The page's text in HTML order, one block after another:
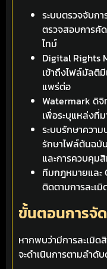
ระบบตรวจจับก
ตรวจสอบการคั
ไทม์
Digital Rights
เข้าถึงไฟล์มัลติ
แพร่ต่อ
Watermark ดิจิ
เพื่อระบุแหล่งที่
ระบบรักษาควา
รักษาไฟล์ต้นฉบั
และการควบคุม
ทีมกฎหมายและ
ติดตามการละเมิ
ขั้นตอนการจั
หากพบว่ามีการละเมิ
จะดำเนินการตามลำดั